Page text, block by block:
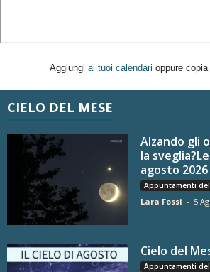
Aggiungi ai tuoi calendari oppure copia
CIELO DEL MESE
Alzando gli
la
agosto 2026
Appuntamenti
Lara Fossi - 5
Cielo del
Appuntamenti